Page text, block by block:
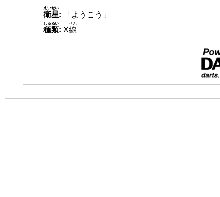
衛星
えいせい
:
「ようこう」
種類
しゅるい
: X線
せん